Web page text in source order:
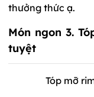
thưởng thức ạ.
Món ngon 3.
tuyệt
Tóp mỡ